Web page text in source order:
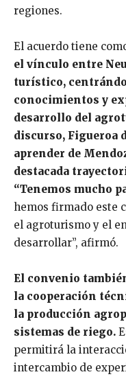
regiones.
El acuerdo tiene
el vínculo entre
turístico,
conocimientos y
desarrollo del
discurso, Figueroa
aprender de
destacada
“Tenemos mucho
hemos firmado este
el agroturismo y el
desarrollar”, afirmó.
El convenio
la cooperación
la producción
sistemas de riego.
permitirá la
intercambio de